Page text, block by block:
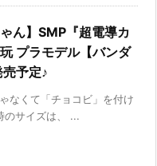
ん】SMP『超電導カ
プラモデル【バンダ
予定♪
なくて「チョコビ」を付け
のサイズは、 ...